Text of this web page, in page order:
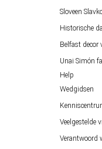
Sloveen
Historische
Belfast decor
Unai Simón
Help
Wedgidsen
Veelgestelde
Verantwoord